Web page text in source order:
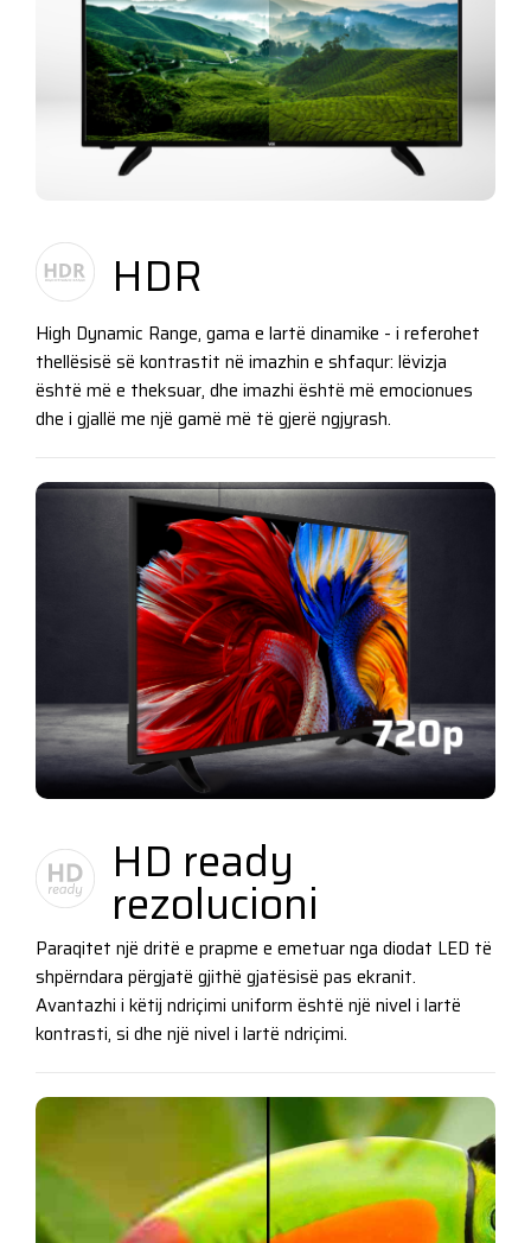
HDR
High Dynamic Range, gama e lartë dinamike - i referohet
thellësisë së kontrastit në imazhin e shfaqur: lëvizja
është më e theksuar, dhe imazhi është më emocionues
dhe i gjallë me një gamë më të gjerë ngjyrash.
HD ready
rezolucioni
Paraqitet një dritë e prapme e emetuar nga diodat LED të
shpërndara përgjatë gjithë gjatësisë pas ekranit.
Avantazhi i këtij ndriçimi uniform është një nivel i lartë
kontrasti, si dhe një nivel i lartë ndriçimi.